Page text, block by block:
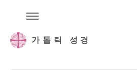
가톨릭 성경